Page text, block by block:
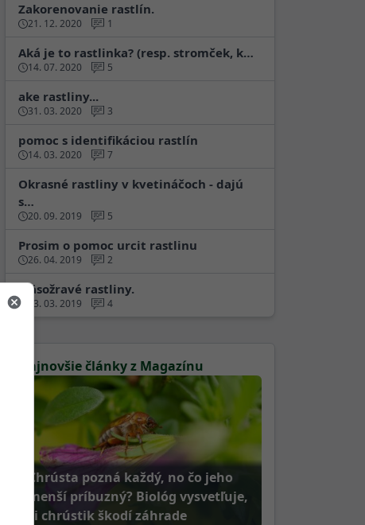
Zakorenovanie rastlín.
21. 12. 2020 1
Aká je to rastlinka? (resp. stromček, k…
14. 07. 2020 5
ake rastliny...
31. 03. 2020 3
pomoc s identifikáciou rastlín
14. 03. 2020 7
Okrasné rastliny v kvetináčoch - dajú
s…
20. 09. 2019 5
Prosim o pomoc urcit rastlinu
26. 04. 2019 2
Mäsožravé rastliny.
23. 03. 2019 4
Najnovšie články z Magazínu
Chrústa pozná každý, no čo jeho
menší príbuzný? Biológ vysvetľuje,
či chrústik škodí záhrade